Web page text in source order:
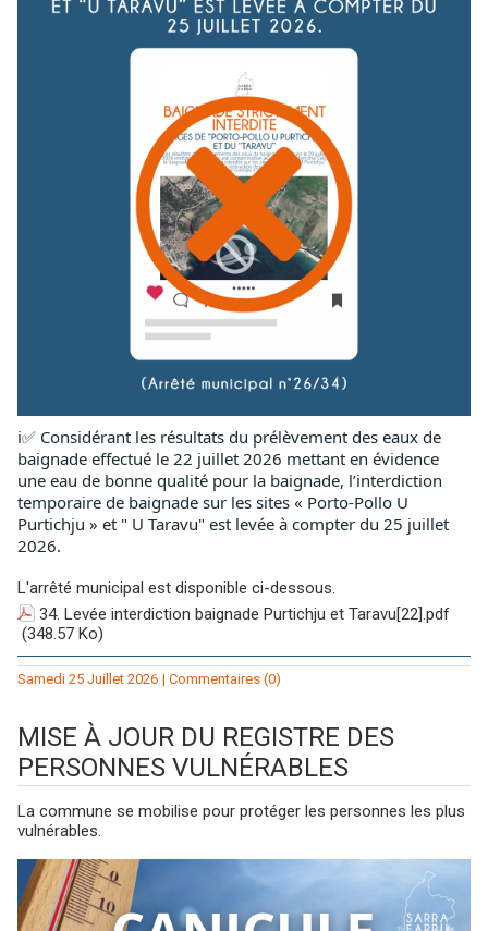
ℹ✅ Considérant les résultats du prélèvement des eaux de
baignade effectué le 22 juillet 2026 mettant en évidence
une eau de bonne qualité pour la baignade, l’interdiction
temporaire de baignade sur les sites « Porto-Pollo U
Purtichju » et " U Taravu" est levée à compter du 25 juillet
2026.
L'arrêté municipal est disponible ci-dessous.
34. Levée interdiction baignade Purtichju et Taravu[22].pdf
(348.57 Ko)
Samedi 25 Juillet 2026 | Commentaires (0)
MISE À JOUR DU REGISTRE DES
PERSONNES VULNÉRABLES
La commune se mobilise pour protéger les personnes les plus
vulnérables.